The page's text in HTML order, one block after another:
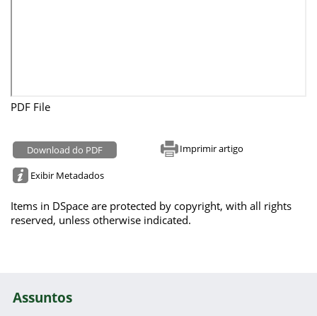
PDF File
Download do PDF Imprimir artigo
Exibir Metadados
Items in DSpace are protected by copyright, with all rights
reserved, unless otherwise indicated.
Assuntos